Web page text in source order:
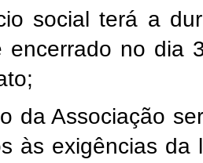
social terá a
encerrado no dia
da Associação
às exigências